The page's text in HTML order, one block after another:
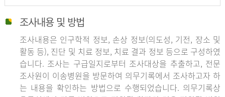
조사내용 및 방법
조사내용은 인구학적 정보, 손상 정보(의도성, 기전, 장소 및
활동 등), 진단 및 치료 정보, 치료 결과 정보 등으로 구성하였
습니다. 조사는 구급일지로부터 조사대상을 추출하고, 전문
조사원이 이송병원을 방문하여 의무기록에서 조사하고자 하
는 내용을 확인하는 방법으로 수행되었습니다. 의무기록상